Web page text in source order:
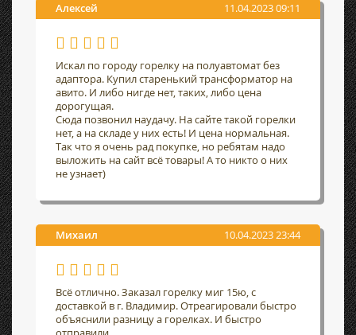
Алексей 11.04.2023 09:11
Искал по городу горелку на полуавтомат без
адаптора. Купил старенький трансформатор на
авито. И либо нигде нет, таких, либо цена
дорогущая.
Сюда позвонил наудачу. На сайте такой горелки
нет, а на складе у них есть! И цена нормальная.
Так что я очень рад покупке, но ребятам надо
выложить на сайт всё товары! А то никто о них
не узнает)
Михаил 10.04.2023 23:44
Всё отлично. Заказал горелку миг 15ю, с
доставкой в г. Владимир. Отреагировали быстро
объяснили разницу а горелках. И быстро